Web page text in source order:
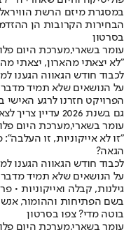
במסגרת מיזם הרשת
הבחירות הקרובות הן
בסרטון
עומר בשארי,מערכת היום
"לא יצאתי מהארון, יצאתי
על הנושאים שלא תמיד
הפרויקט חזרנו לרגע
גם בשנת 2026 עדיין צריך לצאת מהארון? צפו בסרטון
עומר בשארי,מערכת היום
"זו לא אייקוניות, זו
הגאה?
על הנושאים שלא תמיד
גילנות, קבלה ואייקוניות
בשם הפתיחות וההומור,
בוטה מדי? צפו בסרטון
עומר בשארי,מערכת היום